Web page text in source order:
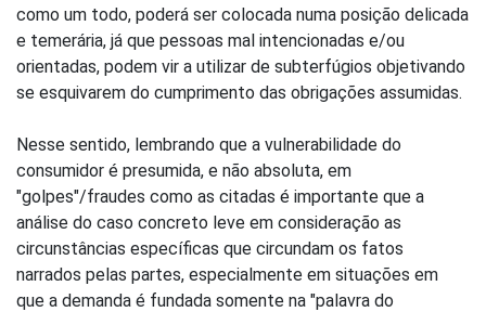
como um todo, poderá ser colocada numa posição delicada
e temerária, já que pessoas mal intencionadas e/ou
orientadas, podem vir a utilizar de subterfúgios objetivando
se esquivarem do cumprimento das obrigações assumidas.
Nesse sentido, lembrando que a vulnerabilidade do
consumidor é presumida, e não absoluta, em
"golpes"/fraudes como as citadas é importante que a
análise do caso concreto leve em consideração as
circunstâncias específicas que circundam os fatos
narrados pelas partes, especialmente em situações em
que a demanda é fundada somente na "palavra do